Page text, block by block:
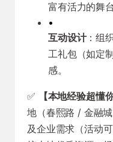
富有活力的舞
•
互动设计：组
工礼包（如定
感。
✅ 【本地经验超懂你
地（春熙路 / 金融
及企业需求（活动